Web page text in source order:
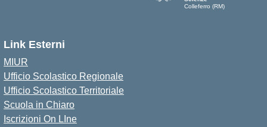
Colleferro (RM)
Link Esterni
MIUR
Ufficio Scolastico Regionale
Ufficio Scolastico Territoriale
Scuola in Chiaro
Iscrizioni On LIne